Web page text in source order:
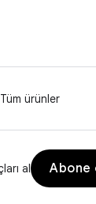
Tüm ürünler
al Abone